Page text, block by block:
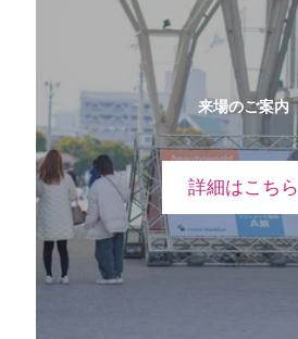
来場のご案内
詳細はこちら